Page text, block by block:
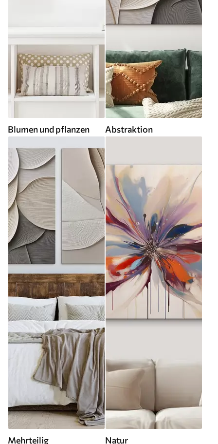
Blumen und pflanzen Abstraktion
Mehrteilig Natur